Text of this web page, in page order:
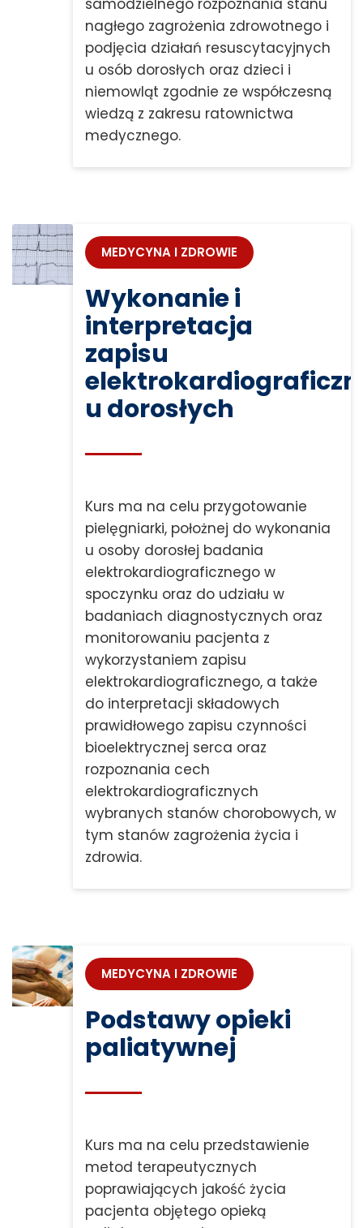
samodzielnego rozpoznania stanu
nagłego zagrożenia zdrowotnego i
podjęcia działań resuscytacyjnych
u osób dorosłych oraz dzieci i
niemowląt zgodnie ze współczesną
wiedzą z zakresu ratownictwa
medycznego.
MEDYCYNA I ZDROWIE
Wykonanie i
interpretacja
zapisu
u dorosłych
Kurs ma na celu przygotowanie
pielęgniarki, położnej do wykonania
u osoby dorosłej badania
elektrokardiograficznego w
spoczynku oraz do udziału w
badaniach diagnostycznych oraz
monitorowaniu pacjenta z
wykorzystaniem zapisu
elektrokardiograficznego, a także
do interpretacji składowych
prawidłowego zapisu czynności
bioelektrycznej serca oraz
rozpoznania cech
elektrokardiograficznych
wybranych stanów chorobowych, w
tym stanów zagrożenia życia i
zdrowia.
MEDYCYNA I ZDROWIE
Podstawy opieki
paliatywnej
Kurs ma na celu przedstawienie
metod terapeutycznych
poprawiających jakość życia
pacjenta objętego opieką